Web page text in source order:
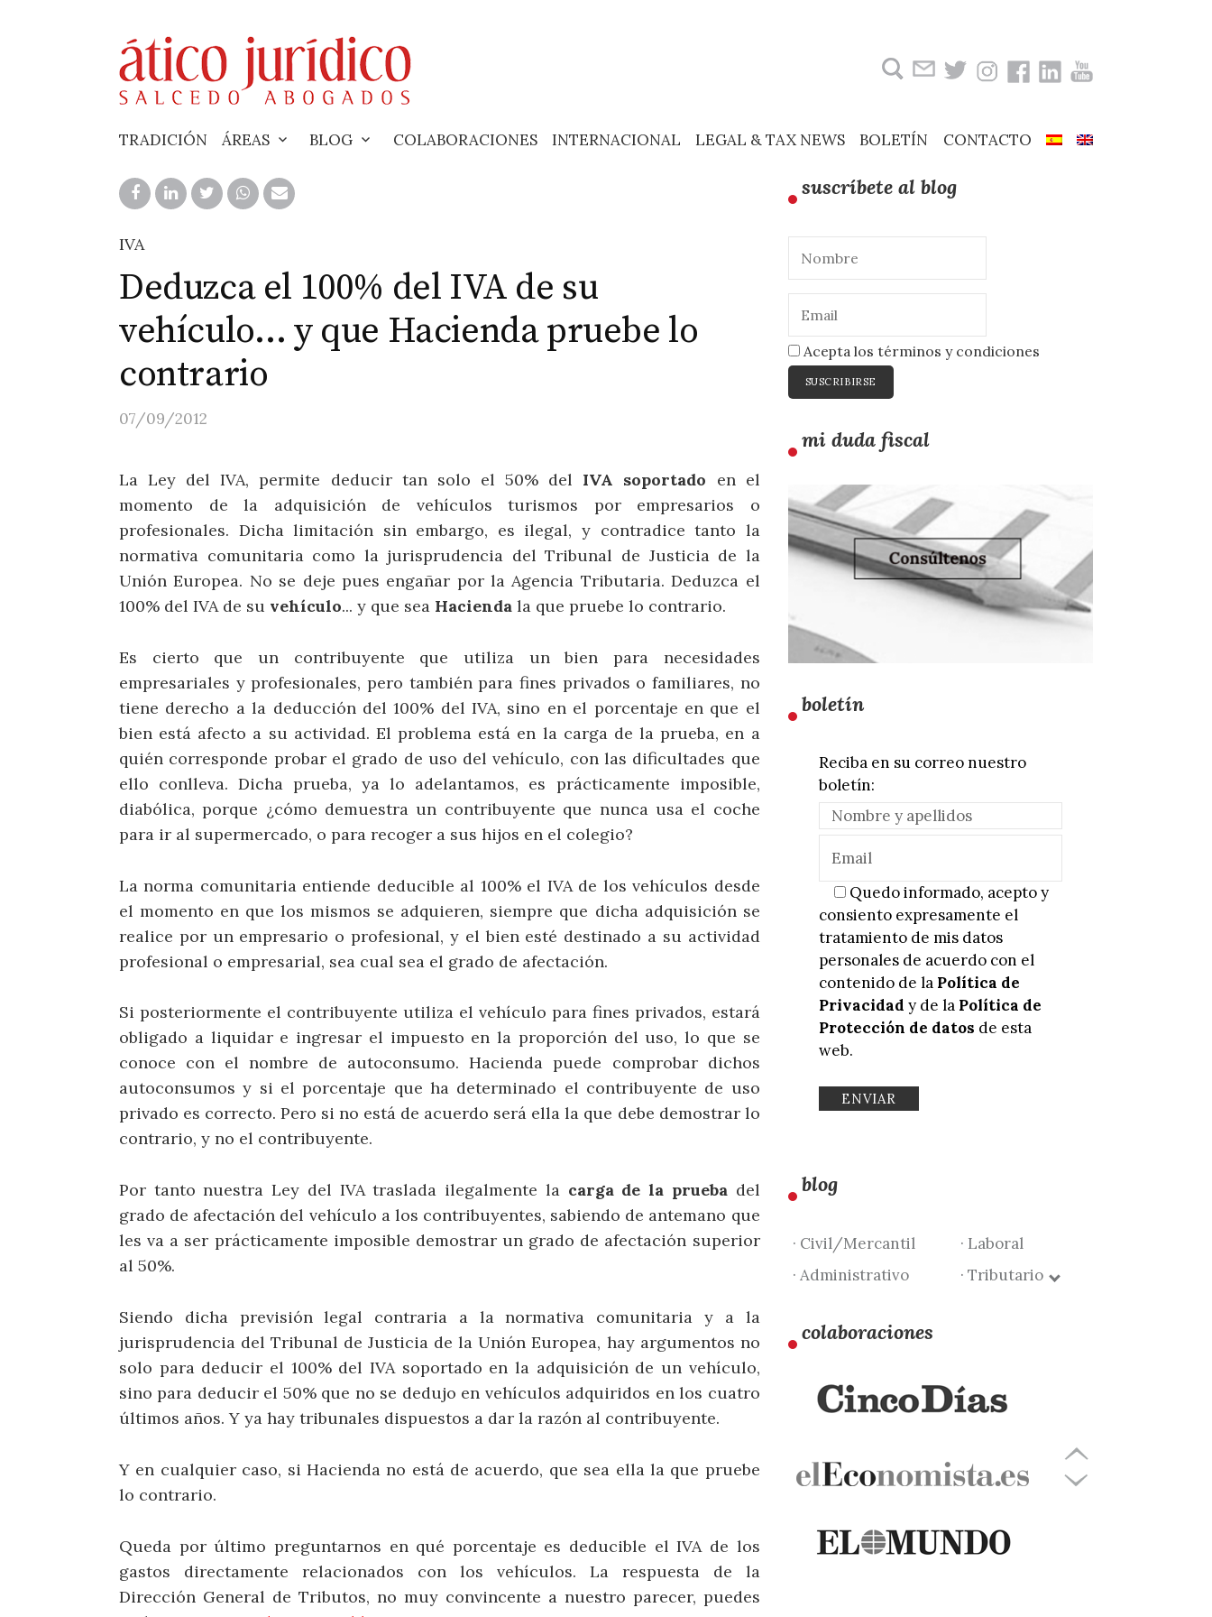
TRADICIÓN ÁREAS BLOG COLABORACIONES INTERNACIONAL LEGAL & TAX NEWS BOLETÍN CONTACTO
IVA
Deduzca el 100% del IVA de su
vehículo… y que Hacienda pruebe lo
contrario
07/09/2012
La Ley del IVA, permite deducir tan solo el 50% del IVA soportado en el
momento de la adquisición de vehículos turismos por empresarios o
profesionales. Dicha limitación sin embargo, es ilegal, y contradice tanto la
normativa comunitaria como la jurisprudencia del Tribunal de Justicia de la
Unión Europea. No se deje pues engañar por la Agencia Tributaria. Deduzca el
100% del IVA de su vehículo... y que sea Hacienda la que pruebe lo contrario.
Es cierto que un contribuyente que utiliza un bien para necesidades
empresariales y profesionales, pero también para fines privados o familiares, no
tiene derecho a la deducción del 100% del IVA, sino en el porcentaje en que el
bien está afecto a su actividad. El problema está en la carga de la prueba, en a
quién corresponde probar el grado de uso del vehículo, con las dificultades que
ello conlleva. Dicha prueba, ya lo adelantamos, es prácticamente imposible,
diabólica, porque ¿cómo demuestra un contribuyente que nunca usa el coche
para ir al supermercado, o para recoger a sus hijos en el colegio?
La norma comunitaria entiende deducible al 100% el IVA de los vehículos desde
el momento en que los mismos se adquieren, siempre que dicha adquisición se
realice por un empresario o profesional, y el bien esté destinado a su actividad
profesional o empresarial, sea cual sea el grado de afectación.
Si posteriormente el contribuyente utiliza el vehículo para fines privados, estará
obligado a liquidar e ingresar el impuesto en la proporción del uso, lo que se
conoce con el nombre de autoconsumo. Hacienda puede comprobar dichos
autoconsumos y si el porcentaje que ha determinado el contribuyente de uso
privado es correcto. Pero si no está de acuerdo será ella la que debe demostrar lo
contrario, y no el contribuyente.
Por tanto nuestra Ley del IVA traslada ilegalmente la carga de la pruebadel
grado de afectación del vehículo a los contribuyentes, sabiendo de antemano que
les va a ser prácticamente imposible demostrar un grado de afectación superior
al 50%.
Siendo dicha previsión legal contraria a la normativa comunitaria y a la
jurisprudencia del Tribunal de Justicia de la Unión Europea, hay argumentos no
solo para deducir el 100% del IVA soportado en la adquisición de un vehículo,
sino para deducir el 50% que no se dedujo en vehículos adquiridos en los cuatro
últimos años. Y ya hay tribunales dispuestos a dar la razón al contribuyente.
Y en cualquier caso, si Hacienda no está de acuerdo, que sea ella la que pruebe
lo contrario.
Queda por último preguntarnos en qué porcentaje es deducible el IVA de los
gastos directamente relacionados con los vehículos. La respuesta de la
Dirección General de Tributos, no muy convincente a nuestro parecer, puedes
suscríbete al blog
Acepta los términos y condiciones
mi duda fiscal
boletín
Reciba en su correo nuestro
boletín:
Quedo informado, acepto y
consiento expresamente el
tratamiento de mis datos
personales de acuerdo con el
contenido de la Política de
Privacidad y de la Política de
Protección de datos de esta
web.
blog
· Civil/Mercantil
· Laboral
· Administrativo
· Tributario
colaboraciones